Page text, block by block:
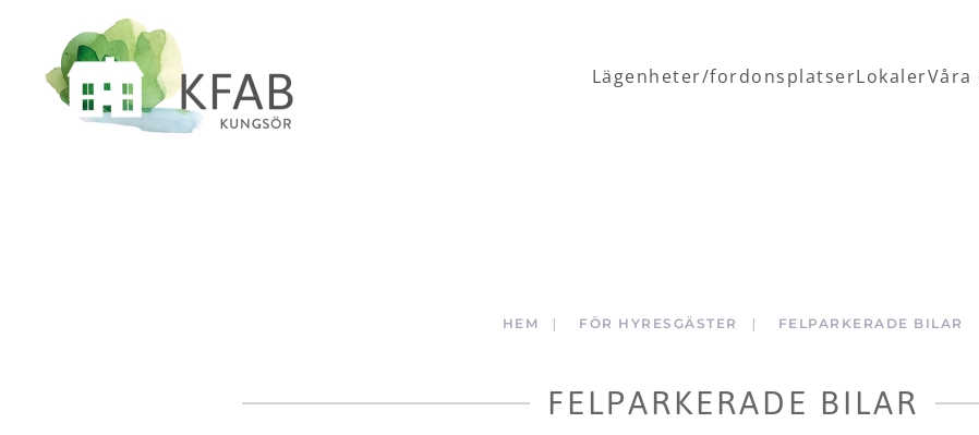
Skip to main content
Lägenheter/fordonsplatserLokalerVåra
HEM FÖR HYRESGÄSTER FELPARKERADE BILAR
FELPARKERADE BILAR